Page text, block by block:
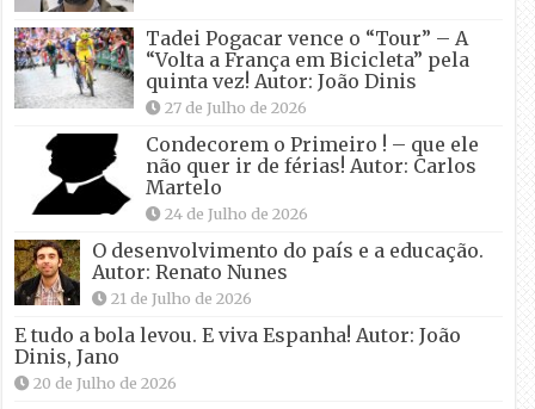
Tadei Pogacar vence o “Tour” – A
“Volta a França em Bicicleta” pela
quinta vez! Autor: João Dinis
27 de Julho de 2026
Condecorem o Primeiro ! – que ele
não quer ir de férias! Autor: Carlos
Martelo
24 de Julho de 2026
O desenvolvimento do país e a educação.
Autor: Renato Nunes
21 de Julho de 2026
E tudo a bola levou. E viva Espanha! Autor: João
Dinis, Jano
20 de Julho de 2026